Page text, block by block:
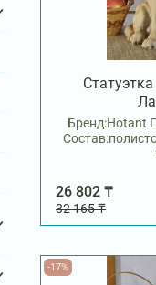
Бренд:Hotant
26 802 ₸
32 165 ₸
-17%